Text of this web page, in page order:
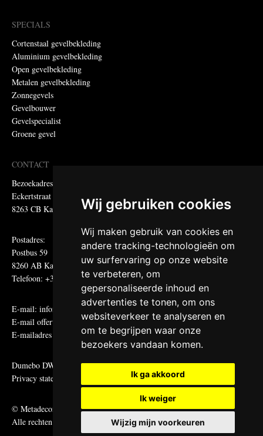
Wij gebruiken cookies
Wij maken gebruik van cookies en
andere tracking-technologieën om
uw surfervaring op onze website
te verbeteren, om
gepersonaliseerde inhoud en
advertenties te tonen, om ons
websiteverkeer te analyseren en
om te begrijpen waar onze
bezoekers vandaan komen.
Ik ga akkoord
Ik weiger
Wijzig mijn voorkeuren
SPECIALS
Cortenstaal gevelbekleding
Aluminium gevelbekleding
Open gevelbekleding
Metalen gevelbekleding
Zonnegevels
Gevelbouwer
Gevelspecialist
Groene gevel
CONTACT
Bezoekadres:
Eckertstraat 75
8263 CB Kampen
Postadres:
Postbus 59
8260 AB Kampen
Telefoon: +31 (0)38 331 81 81
E-mail: informatie@metadecor.nl
E-mail offertes:
calculatie@metadecor.nl
E-mailadres administratie:facturen@metadecor.nl
Dumebo DWS voorwaarden
Privacy statement
© Metadecor
Alle rechten voorbehouden